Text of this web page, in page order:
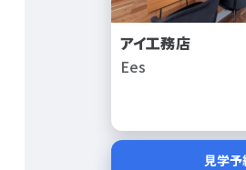
アイ工務店
Ees
見学予